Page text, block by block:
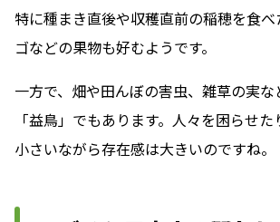
特に種まき直後や収穫直前の稲穂を食
ゴなどの果物も好むようです。
一方で、畑や田んぼの害虫、雑草の実な
「益鳥」でもあります。人々を困らせ
小さいながら存在感は大きいのですね。